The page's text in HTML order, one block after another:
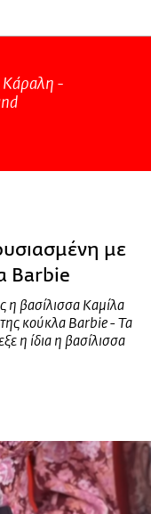
Κάραλη -
με
Barbie
η βασίλισσα Καμίλα
κούκλα Barbie - Τα
η ίδια η βασίλισσα